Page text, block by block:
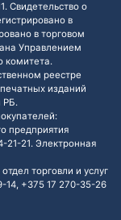
Свидетельство о
в
в торговом
Управлением
комитета.
реестре
изданий
РБ.
предприятия
21-21. Электронная
торговли и услуг
14, +375 17 270-35-26